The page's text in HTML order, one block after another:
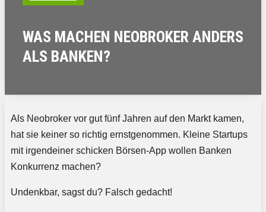
WAS MACHEN NEOBROKER ANDERS
ALS BANKEN?
Als Neobroker vor gut fünf Jahren auf den Markt kamen,
hat sie keiner so richtig ernstgenommen. Kleine Startups
mit irgendeiner schicken Börsen-App wollen Banken
Konkurrenz machen?
Undenkbar, sagst du? Falsch gedacht!